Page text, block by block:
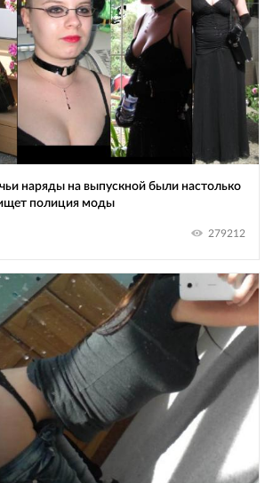
наряды на выпускной были настолько
полиция моды
279212